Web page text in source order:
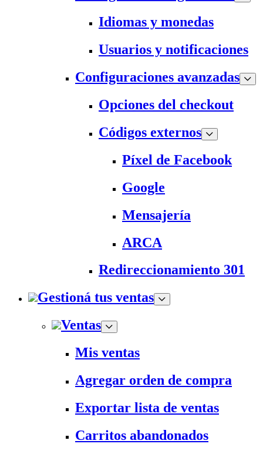
Idiomas y monedas
Usuarios y notificaciones
Configuraciones avanzadas
Opciones del checkout
Códigos externos
Píxel de Facebook
Google
Mensajería
ARCA
Redireccionamiento 301
Gestioná tus ventas
Ventas
Mis ventas
Agregar orden de compra
Exportar lista de ventas
Carritos abandonados